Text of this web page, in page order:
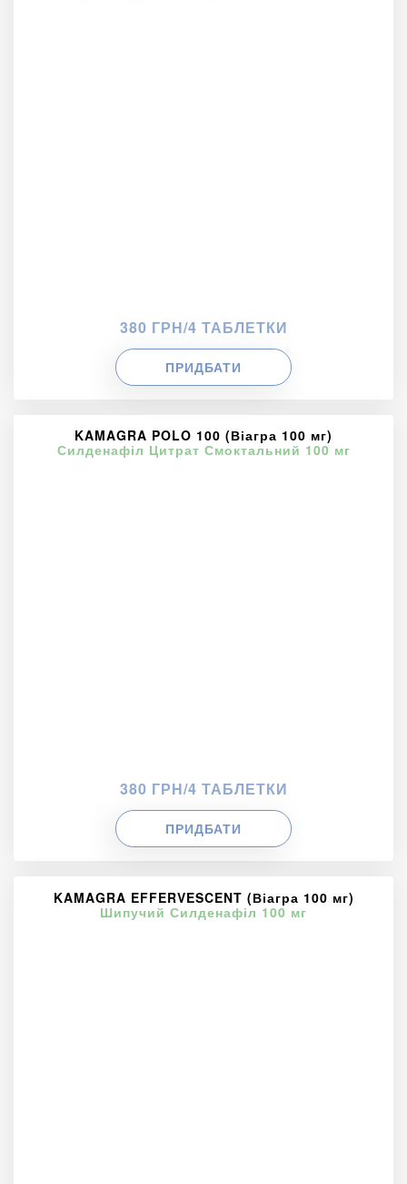
380 ГРН/4 ТАБЛЕТКИ
ПРИДБАТИ
KAMAGRA POLO 100 (Віагра 100 мг)
Силденафіл Цитрат Смоктальний 100 мг
380 ГРН/4 ТАБЛЕТКИ
ПРИДБАТИ
KAMAGRA EFFERVESCENT (Віагра 100 мг)
Шипучий Силденафіл 100 мг